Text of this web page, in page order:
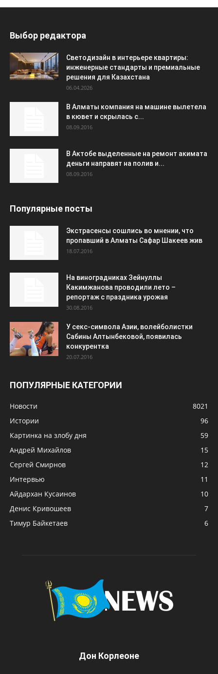
Выбор редактора
Светодизайн в интерьере квартиры:
инженерные стандарты и премиальные
решения для Казахстана
06.04.2026
В Алматы компания на машине вылетела
в кювет и скрылась с...
08.09.2016
В Актобе выделенные на ремонт акимата
деньги направят на полив и...
08.09.2016
Популярные посты
Экстрасенсы сошлись во мнении, что
пропавший в Алматы Сафар Шакеев жив
18.07.2016
На виноградниках Зейнуллы
Какимжанова проводили лето –
репортаж с праздника урожая
30.08.2016
У секс-символа Азии, волейболистки
Сабины Алтынбековой, появилась
конкурентка
20.07.2016
ПОПУЛЯРНЫЕ КАТЕГОРИИ
Новости
8021
Истории
96
Картинка на злобу дня
59
Андрей Михайлов
15
Сергей Смирнов
12
Интервью
11
Айдархан Кусаинов
10
Денис Кривошеев
7
Тимур Байкетаев
6
Дон Корлеоне